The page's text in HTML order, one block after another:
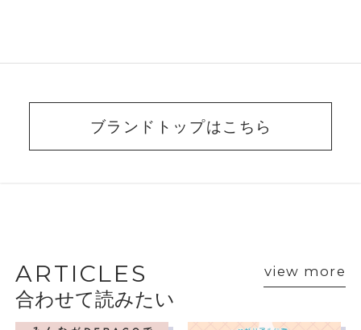
ブランドトップはこちら
VOICE
ショップスタッフ・ブランド担当者のおすす
ARTICLES view more
合わせて読みたい